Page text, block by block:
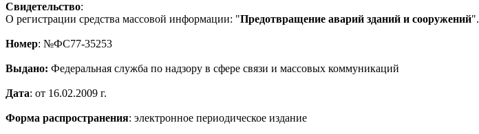
Свидетельство:
О регистрации средства массовой информации: "Предотвращение аварий зданий и сооружений".
Номер: №ФС77-35253
Выдано: Федеральная служба по надзору в сфере связи и массовых коммуникаций
Дата: от 16.02.2009 г.
Форма распространения: электронное периодическое издание